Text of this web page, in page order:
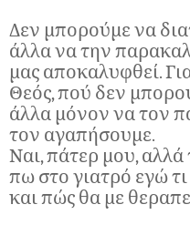
Δεν μπορούμε να
άλλα να την
μας αποκαλυφθεί.
Θεός, πού δεν
άλλα μόνον να τον
τον αγαπήσουμε.
Ναι, πάτερ μου, αλλά
πω στο γιατρό εγώ
και πώς θα με